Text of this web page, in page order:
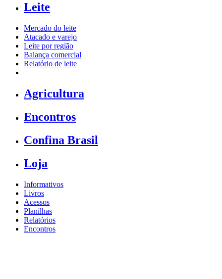
Leite
Mercado do leite
Atacado e varejo
Leite por região
Balança comercial
Relatório de leite
Agricultura
Encontros
Confina Brasil
Loja
Informativos
Livros
Acessos
Planilhas
Relatórios
Encontros